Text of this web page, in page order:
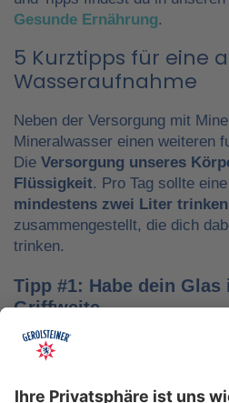
Gesunde Ernährung.
5 Kurztipps für eine
Wasseraufnahme
Neben der Versorgung mit
Mineralwasser einen weiteren
Die Versorgung unseres
Flüssigkeit. Pro Tag sollte
mindestens zwei Liter trinken
zusammengestellt, die dich
trinken.
Tipp #1: Habe dein Glas
Griffweite
Ob bei der Arbeit oder
nicht vergisst. Denke daran,